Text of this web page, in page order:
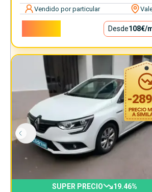
Vendido por particular
Desde108€/
-
SUPER PRECIO 19.46%